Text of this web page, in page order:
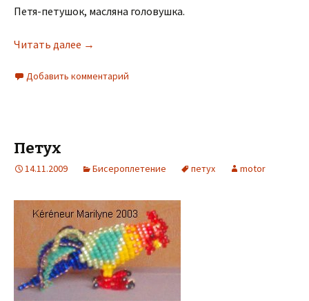
Петя-петушок, масляна головушка.
Читать далее →
Добавить комментарий
Петух
14.11.2009 Бисероплетение петух motor